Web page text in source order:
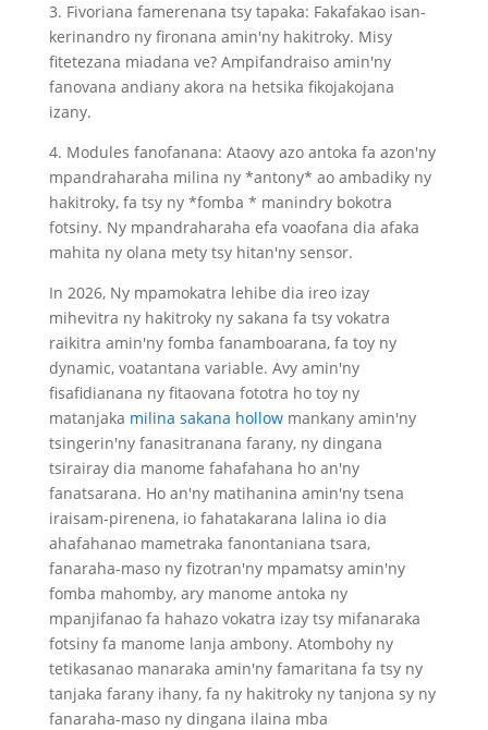
3. Fivoriana famerenana tsy tapaka: Fakafakao isan-
kerinandro ny fironana amin'ny hakitroky. Misy
fitetezana miadana ve? Ampifandraiso amin'ny
fanovana andiany akora na hetsika fikojakojana
izany.
4. Modules fanofanana: Ataovy azo antoka fa azon'ny
mpandraharaha milina ny *antony* ao ambadiky ny
hakitroky, fa tsy ny *fomba * manindry bokotra
fotsiny. Ny mpandraharaha efa voaofana dia afaka
mahita ny olana mety tsy hitan'ny sensor.
In 2026, Ny mpamokatra lehibe dia ireo izay
mihevitra ny hakitroky ny sakana fa tsy vokatra
raikitra amin'ny fomba fanamboarana, fa toy ny
dynamic, voatantana variable. Avy amin'ny
fisafidianana ny fitaovana fototra ho toy ny
matanjaka milina sakana hollow mankany amin'ny
tsingerin'ny fanasitranana farany, ny dingana
tsirairay dia manome fahafahana ho an'ny
fanatsarana. Ho an'ny matihanina amin'ny tsena
iraisam-pirenena, io fahatakarana lalina io dia
ahafahanao mametraka fanontaniana tsara,
fanaraha-maso ny fizotran'ny mpamatsy amin'ny
fomba mahomby, ary manome antoka ny
mpanjifanao fa hahazo vokatra izay tsy mifanaraka
fotsiny fa manome lanja ambony. Atombohy ny
tetikasanao manaraka amin'ny famaritana fa tsy ny
tanjaka farany ihany, fa ny hakitroky ny tanjona sy ny
fanaraha-maso ny dingana ilaina mba